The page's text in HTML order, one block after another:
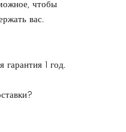
чтобы
вас.
1 год.